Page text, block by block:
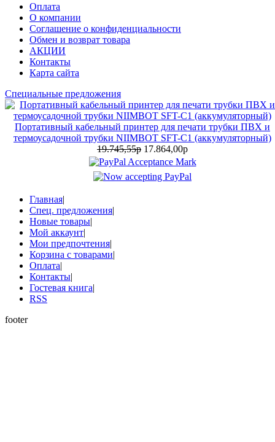
Оплата
О компании
Соглашение о конфиденциальности
Обмен и возврат товара
АКЦИИ
Контакты
Карта сайта
Специальные предложения
Портативный кабельный принтер для печати трубки ПВХ и
термоусадочной трубки NIIMBOT SFT-C1 (аккумуляторный)
19.745,55р 17.864,00р
Главная|
Спец. предложения|
Новые товары|
Мой аккаунт|
Мои предпочтения|
Корзина с товарами|
Оплата|
Контакты|
Гостевая книга|
RSS
footer